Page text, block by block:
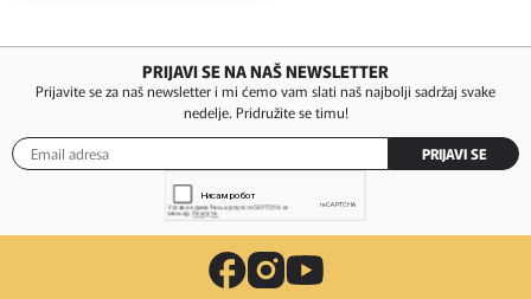
PRIJAVI SE NA NAŠ NEWSLETTER
Prijavite se za naš newsletter i mi ćemo vam slati naš najbolji sadržaj svake
nedelje. Pridružite se timu!
PRIJAVI SE